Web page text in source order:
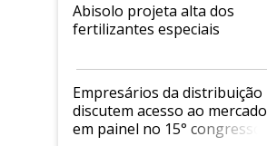
Abisolo projeta alta dos
fertilizantes especiais
Empresários da distribuição
discutem acesso ao mercado
em painel no 15° congresso